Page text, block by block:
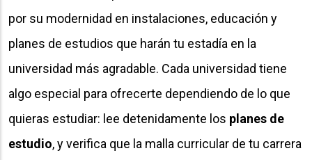
por su modernidad en instalaciones, educación y
planes de estudios que harán tu estadía en la
universidad más agradable. Cada universidad tiene
algo especial para ofrecerte dependiendo de lo que
quieras estudiar: lee detenidamente los planes de
estudio, y verifica que la malla curricular de tu carrera